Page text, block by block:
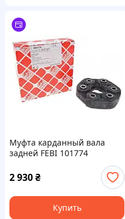
Муфта карданный вала
задней FEBI 101774
2464110015, A2464110015,
05157005AD
2 930₴
Купить